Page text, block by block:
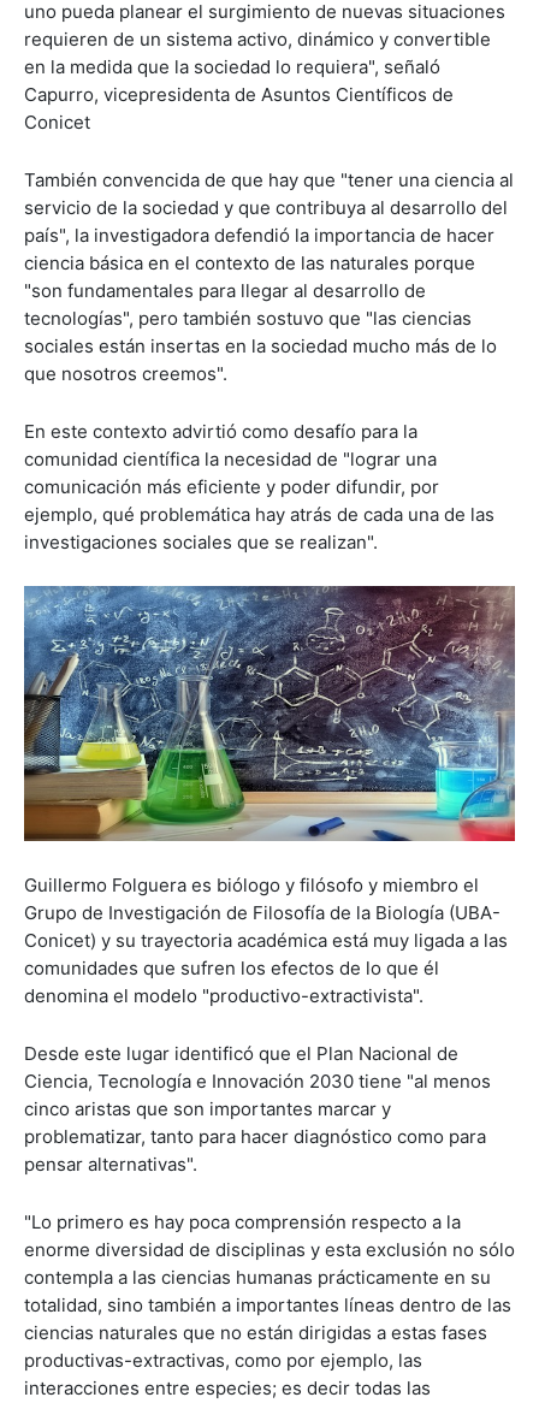
uno pueda planear el surgimiento de nuevas situaciones
requieren de un sistema activo, dinámico y convertible
en la medida que la sociedad lo requiera", señaló
Capurro, vicepresidenta de Asuntos Científicos de
Conicet
También convencida de que hay que "tener una ciencia al
servicio de la sociedad y que contribuya al desarrollo del
país", la investigadora defendió la importancia de hacer
ciencia básica en el contexto de las naturales porque
"son fundamentales para llegar al desarrollo de
tecnologías", pero también sostuvo que "las ciencias
sociales están insertas en la sociedad mucho más de lo
que nosotros creemos".
En este contexto advirtió como desafío para la
comunidad científica la necesidad de "lograr una
comunicación más eficiente y poder difundir, por
ejemplo, qué problemática hay atrás de cada una de las
investigaciones sociales que se realizan".
Guillermo Folguera es biólogo y filósofo y miembro el
Grupo de Investigación de Filosofía de la Biología (UBA-
Conicet) y su trayectoria académica está muy ligada a las
comunidades que sufren los efectos de lo que él
denomina el modelo "productivo-extractivista".
Desde este lugar identificó que el Plan Nacional de
Ciencia, Tecnología e Innovación 2030 tiene "al menos
cinco aristas que son importantes marcar y
problematizar, tanto para hacer diagnóstico como para
pensar alternativas".
"Lo primero es hay poca comprensión respecto a la
enorme diversidad de disciplinas y esta exclusión no sólo
contempla a las ciencias humanas prácticamente en su
totalidad, sino también a importantes líneas dentro de las
ciencias naturales que no están dirigidas a estas fases
productivas-extractivas, como por ejemplo, las
interacciones entre especies; es decir todas las